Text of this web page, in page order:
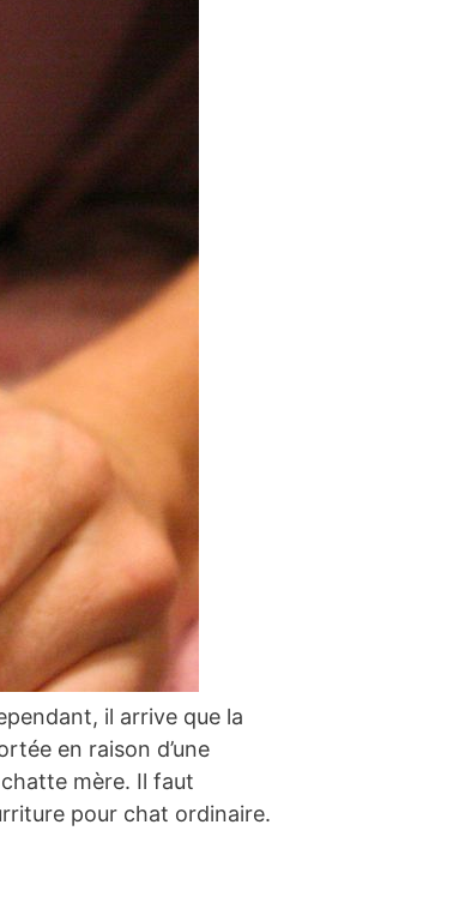
il arrive que la
en raison d’une
mère. Il faut
pour chat ordinaire.